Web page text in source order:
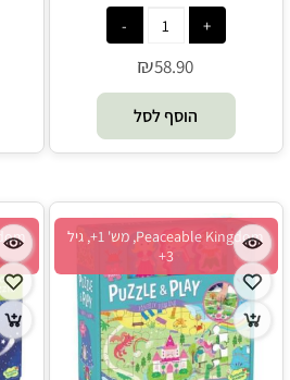
Peaceable Kingdom
₪58.90
הוסף לסל
Peaceable Kingdom, מש' 1+, גיל
3+